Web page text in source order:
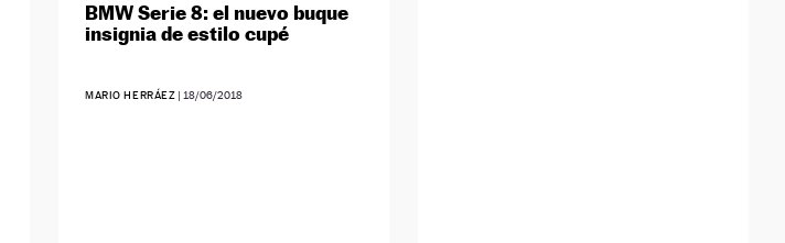
BMW Serie 8: el nuevo buque
insignia de estilo cupé
MARIO HERRÁEZ | 18/06/2018